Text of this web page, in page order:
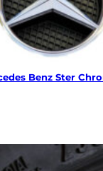
Benz Ster